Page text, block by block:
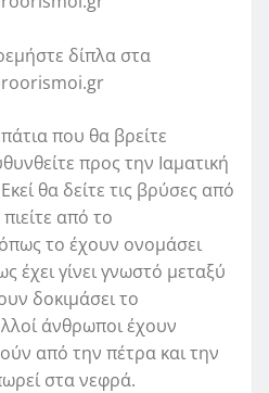
που θα βρείτε
προς την Ιαματική
θα δείτε τις βρύσες από
από το
το έχουν ονομάσει
έχει γίνει γνωστό μεταξύ
δοκιμάσει το
άνθρωποι έχουν
από την πέτρα και την
στα νεφρά.